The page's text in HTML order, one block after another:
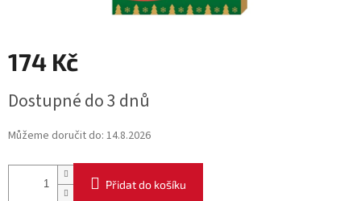
174 Kč
cena:
Dostupné do 3 dnů
Můžeme doručit do: 14.8.2026
Přidat do košíku